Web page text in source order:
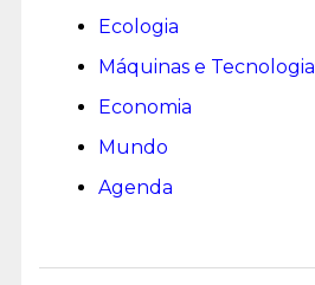
Ecologia
Máquinas e Tecnologia
Economia
Mundo
Agenda